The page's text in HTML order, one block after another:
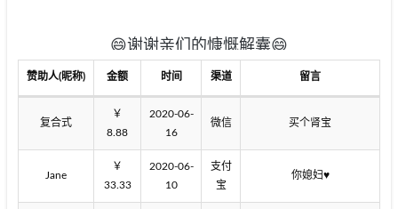
😄谢谢亲们的慷慨解囊😄
赞助人(昵称) 金额 时间 渠道 留言
复合式
￥
8.88
2020-06-
16
微信 买个肾宝
Jane
￥
33.33
2020-06-
10
支付
宝
你媳妇♥